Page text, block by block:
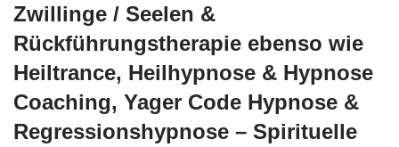
Zwillinge / Seelen &
Rückführungstherapie ebenso wie
Heiltrance, Heilhypnose & Hypnose
Coaching, Yager Code Hypnose &
Regressionshypnose – Spirituelle